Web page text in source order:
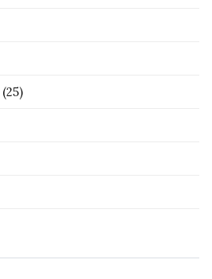
(25)